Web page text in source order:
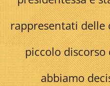
rappresentati delle
piccolo
abbiamo